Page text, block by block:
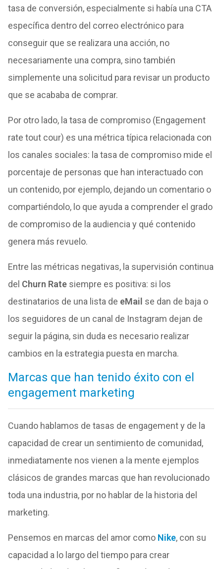
tasa de conversión, especialmente si había una CTA
específica dentro del correo electrónico para
conseguir que se realizara una acción, no
necesariamente una compra, sino también
simplemente una solicitud para revisar un producto
que se acababa de comprar.
Por otro lado, la tasa de compromiso (Engagement
rate tout cour) es una métrica típica relacionada con
los canales sociales: la tasa de compromiso mide el
porcentaje de personas que han interactuado con
un contenido, por ejemplo, dejando un comentario o
compartiéndolo, lo que ayuda a comprender el grado
de compromiso de la audiencia y qué contenido
genera más revuelo.
Entre las métricas negativas, la supervisión continua
del Churn Ratesiempre es positiva: si los
destinatarios de una lista de eMail se dan de baja o
los seguidores de un canal de Instagram dejan de
seguir la página, sin duda es necesario realizar
cambios en la estrategia puesta en marcha.
Marcas que han tenido éxito con el
engagement marketing
Cuando hablamos de tasas de engagement y de la
capacidad de crear un sentimiento de comunidad,
inmediatamente nos vienen a la mente ejemplos
clásicos de grandes marcas que han revolucionado
toda una industria, por no hablar de la historia del
marketing.
Pensemos en marcas del amor como Nike, con su
capacidad a lo largo del tiempo para crear